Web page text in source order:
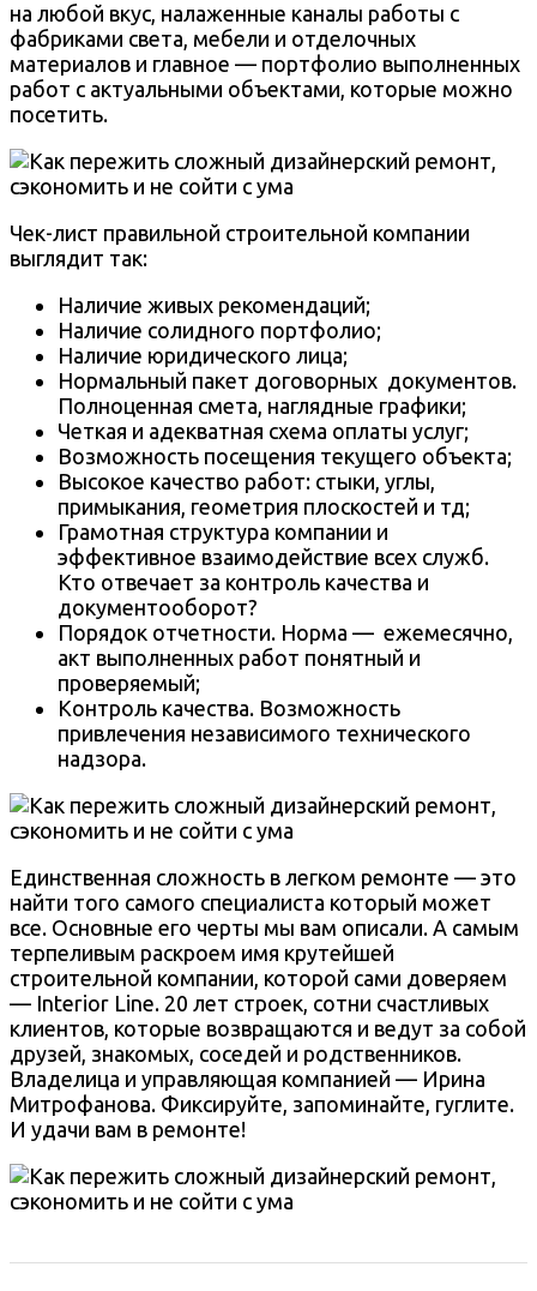
на любой вкус, налаженные каналы работы с
фабриками света, мебели и отделочных
материалов и главное — портфолио выполненных
работ с актуальными объектами, которые можно
посетить.
Чек-лист правильной строительной компании
выглядит так:
Наличие живых рекомендаций;
Наличие солидного портфолио;
Наличие юридического лица;
Нормальный пакет договорных документов.
Полноценная смета, наглядные графики;
Четкая и адекватная схема оплаты услуг;
Возможность посещения текущего объекта;
Высокое качество работ: стыки, углы,
примыкания, геометрия плоскостей и тд;
Грамотная структура компании и
эффективное взаимодействие всех служб.
Кто отвечает за контроль качества и
документооборот?
Порядок отчетности. Норма — ежемесячно,
акт выполненных работ понятный и
проверяемый;
Контроль качества. Возможность
привлечения независимого технического
надзора.
Единственная сложность в легком ремонте — это
найти того самого специалиста который может
все. Основные его черты мы вам описали. А самым
терпеливым раскроем имя крутейшей
строительной компании, которой сами доверяем
— Interior Line. 20 лет строек, сотни счастливых
клиентов, которые возвращаются и ведут за собой
друзей, знакомых, соседей и родственников.
Владелица и управляющая компанией — Ирина
Митрофанова. Фиксируйте, запоминайте, гуглите.
И удачи вам в ремонте!